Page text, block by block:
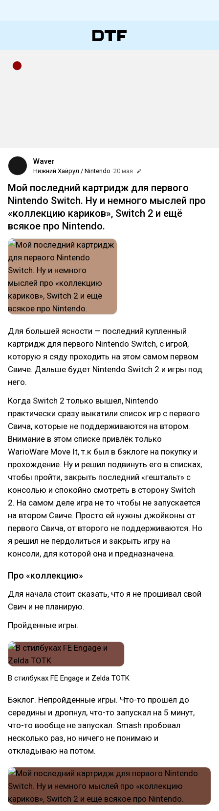
Waver
Нижний Хайрул / Nintendo 20 мая
Мой последний картридж для первого
Nintendo Switch. Ну и немного мыслей про
«коллекцию кариков», Switch 2 и ещё
всякое про Nintendo.
Для большей ясности — последний купленный
картридж для первого Nintendo Switch, с игрой,
которую я сяду проходить на этом самом первом
Свиче. Дальше будет Nintendo Switch 2 и игры под
него.
Когда Switch 2 только вышел, Nintendo
практически сразу выкатили список игр с первого
Свича, которые не поддерживаются на втором.
Внимание в этом списке привлёк только
WarioWare Move It, т.к был в бэклоге на покупку и
прохождение. Ну и решил подвинуть его в списках,
чтобы пройти, закрыть последний «гештальт» с
консолью и спокойно смотреть в сторону Switch
2. На самом деле игра не то чтобы не запускается
на втором Свиче. Просто ей нужны джойконы от
первого Свича, от второго не поддерживаются. Но
я решил не пердолиться и закрыть игру на
консоли, для которой она и предназначена.
Про «коллекцию»
Для начала стоит сказать, что я не прошивал свой
Свич и не планирую.
Пройденные игры.
В стилбуках FE Engage и Zelda TOTK
Бэклог. Непройденные игры. Что-то прошёл до
середины и дропнул, что-то запускал на 5 минут,
что-то вообще не запускал. Smash пробовал
несколько раз, но ничего не понимаю и
откладываю на потом.